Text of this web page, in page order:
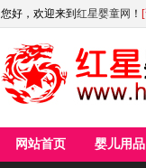
您好，欢迎来到 红星婴童网 ！ [
网站首页 婴儿用品